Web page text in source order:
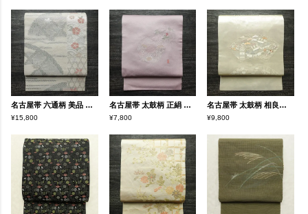
名古屋帯 六通柄 美品 夏用 混紡 木の葉・植物柄 通し仕立て なごや帯 リサイクル帯 帯 未使用品 グレー
¥15,800
名古屋帯 太鼓柄 正絹 木の葉・植物柄 名古屋仕立て なごや帯 リサイクル帯 帯 銀糸 紫・藤色
¥7,800
名古屋帯 太鼓柄 相良刺繍 正絹 古典柄 名古屋仕立て なごや帯 リサイクル帯 帯 刺繍 箔 クリーム
¥9,800